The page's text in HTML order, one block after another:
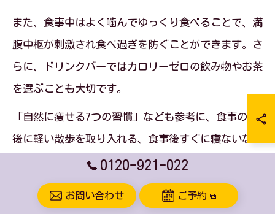
また、食事中はよく噛んでゆっくり食べることで、満
腹中枢が刺激され食べ過ぎを防ぐことができます。さ
らに、ドリンクバーではカロリーゼロの飲み物やお茶
を選ぶことも大切です。
「自然に痩せる7つの習慣」なども参考に、食事の前
後に軽い散歩を取り入れる、食事後すぐに寝ないなど
の工夫を続けると、ファミレス利用時でも体型維持が
しやすくなります。
0120-921-022
お問い合わせ ご予約